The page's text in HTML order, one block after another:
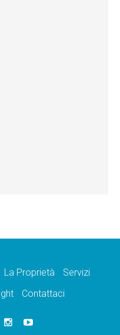
La Proprietà
Servizi
Contattaci